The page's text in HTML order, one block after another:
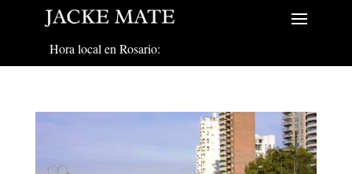
Hora local en Rosario: